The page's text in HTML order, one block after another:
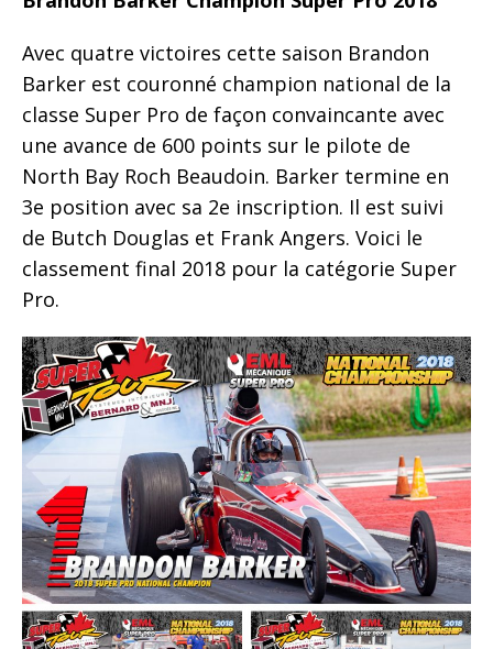
Avec quatre victoires cette saison Brandon
Barker est couronné champion national de la
classe Super Pro de façon convaincante avec
une avance de 600 points sur le pilote de
North Bay Roch Beaudoin. Barker termine en
3e position avec sa 2e inscription. Il est suivi
de Butch Douglas et Frank Angers. Voici le
classement final 2018 pour la catégorie Super
Pro.